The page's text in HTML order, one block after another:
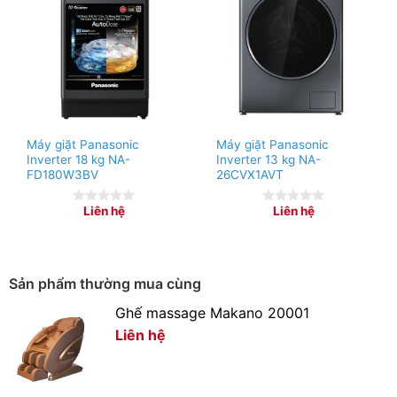
* Hình ảnh chỉ mang tính chất minh họa
Máy giặt Panasonic
Inverter 18 kg NA-
FD180W3BV
Liên hệ
Máy giặt Panasonic
Inverter 13 kg NA-
26CVX1AVT
Liên hệ
Sản phẩm thường mua cùng
Ghế massage Makano 20001
Liên hệ